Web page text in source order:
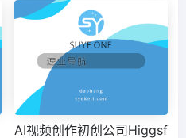
AI视频创作初创公司Higgsf